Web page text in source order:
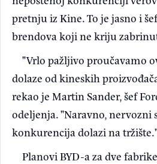
pretnju iz Kine. To je jasno i
brendova koji ne kriju
"Vrlo pažljivo proučavamo
dolaze od kineskih
rekao je Martin Sander, šef
odeljenja. "Naravno, nervozni
konkurencija dolazi na
Planovi BYD-a za dve